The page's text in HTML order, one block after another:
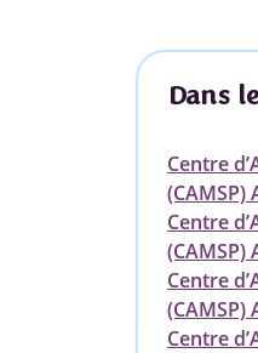
Dans
Centre
(CAMSP)
Centre
(CAMSP)
Centre
(CAMSP)
Centre